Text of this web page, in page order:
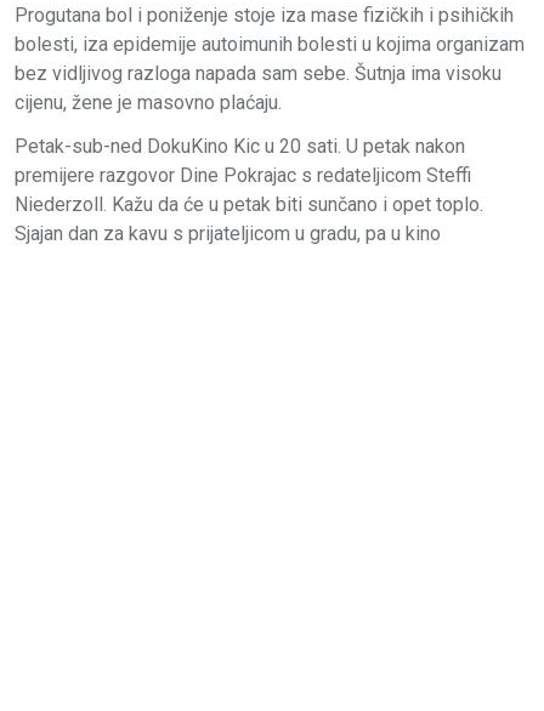
Progutana bol i poniženje stoje iza mase fizičkih i psihičkih
bolesti, iza epidemije autoimunih bolesti u kojima organizam
bez vidljivog razloga napada sam sebe. Šutnja ima visoku
cijenu, žene je masovno plaćaju.
Petak-sub-ned DokuKino Kic u 20 sati. U petak nakon
premijere razgovor Dine Pokrajac s redateljicom Steffi
Niederzoll. Kažu da će u petak biti sunčano i opet toplo.
Sjajan dan za kavu s prijateljicom u gradu, pa u kino